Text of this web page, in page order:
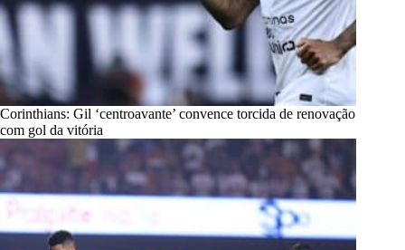
Corinthians: Gil ‘centroavante’ convence torcida de renovação
com gol da vitória